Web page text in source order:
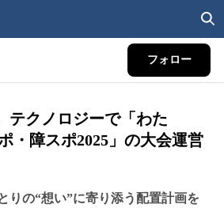
フォロー
テクノロジーで「わた
・障スポ2025」の大会運営
りの“想い”に寄り添う配置計画を